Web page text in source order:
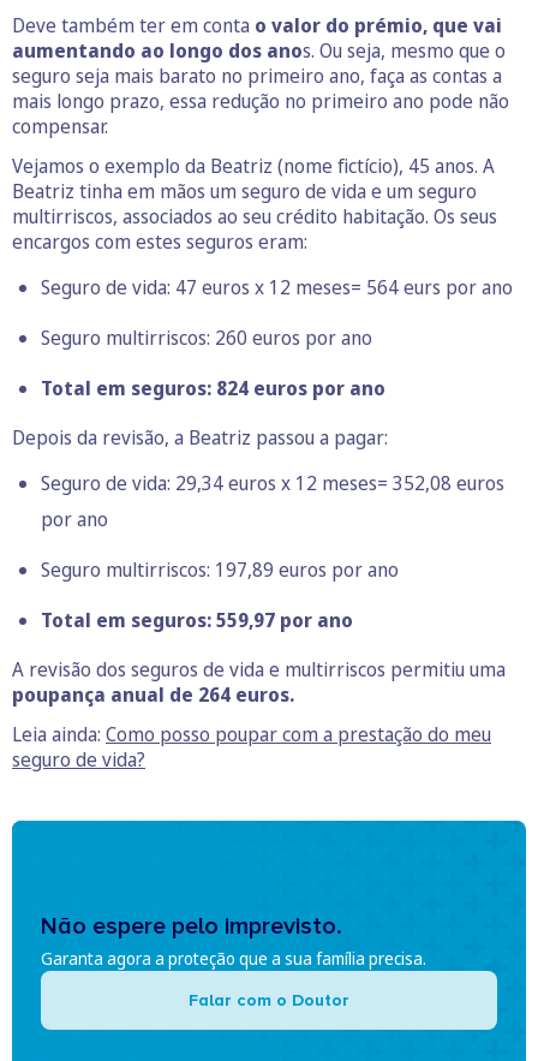
Deve também ter em conta o valor do prémio, que vai
aumentando ao longo dos anos. Ou seja, mesmo que o
seguro seja mais barato no primeiro ano, faça as contas a
mais longo prazo, essa redução no primeiro ano pode não
compensar.
Vejamos o exemplo da Beatriz (nome fictício), 45 anos. A
Beatriz tinha em mãos um seguro de vida e um seguro
multirriscos, associados ao seu crédito habitação. Os seus
encargos com estes seguros eram:
Seguro de vida: 47 euros x 12 meses= 564 eurs por ano
Seguro multirriscos: 260 euros por ano
Total em seguros: 824 euros por ano
Depois da revisão, a Beatriz passou a pagar:
Seguro de vida: 29,34 euros x 12 meses= 352,08 euros
por ano
Seguro multirriscos: 197,89 euros por ano
Total em seguros: 559,97 por ano
A revisão dos seguros de vida e multirriscos permitiu uma
poupança anual de 264 euros.
Leia ainda: Como posso poupar com a prestação do meu
seguro de vida?
Não espere pelo imprevisto.
Garanta agora a proteção que a sua família precisa.
Falar com o Doutor